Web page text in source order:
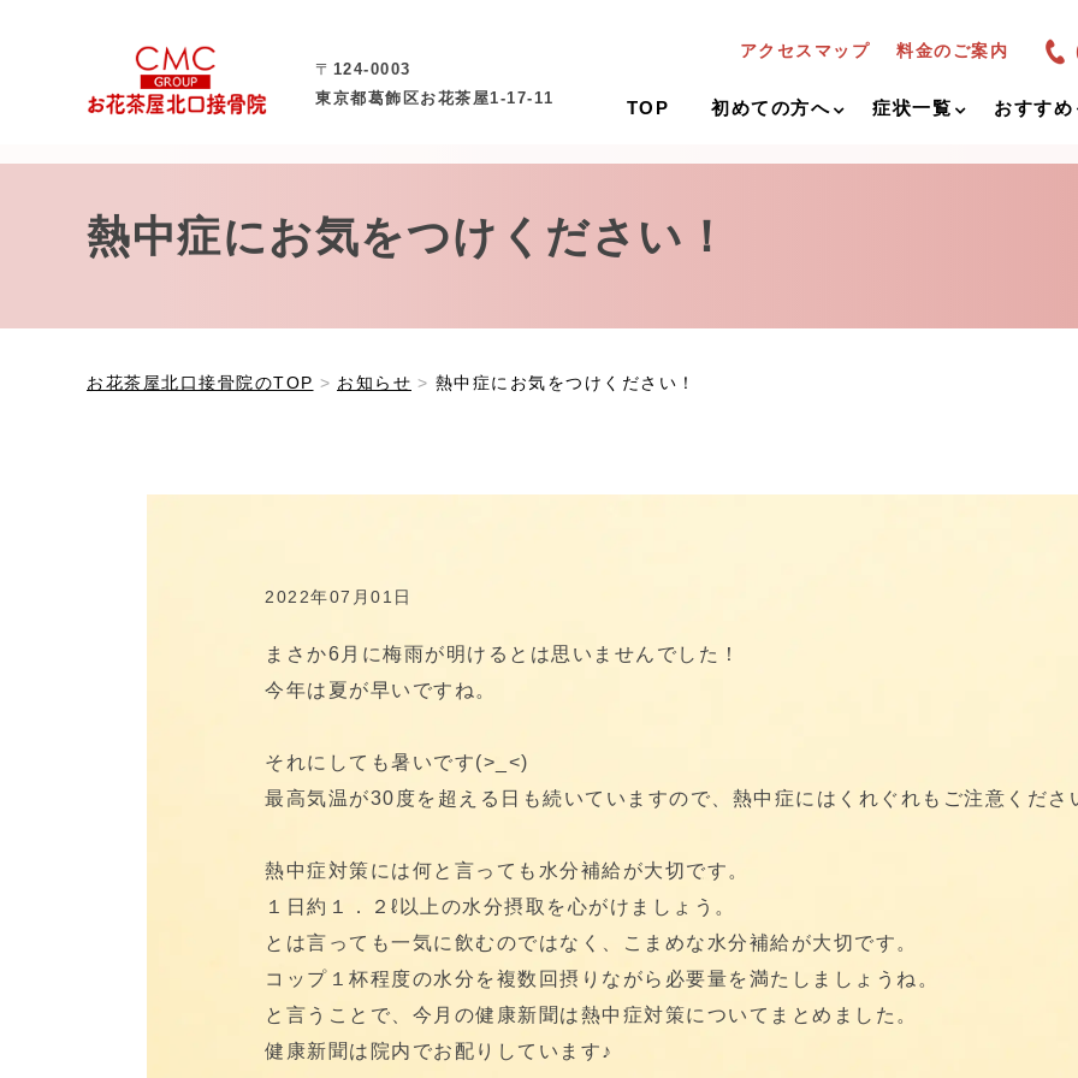
〒 124-0003
東京都葛飾区お花茶屋1-17-11
アクセスマップ 料金のご案内
TOP 初めての方へ 症状一覧 おすすめ
熱中症にお気をつけください！
お花茶屋北口接骨院のTOP お知らせ 熱中症にお気をつけください！
2022年07月01日
まさか6月に梅雨が明けるとは思いませんでした！
今年は夏が早いですね。
それにしても暑いです(>_<)
最高気温が30度を超える日も続いていますので、熱中症にはくれぐれもご注意くださ
熱中症対策には何と言っても水分補給が大切です。
１日約１．２ℓ以上の水分摂取を心がけましょう。
とは言っても一気に飲むのではなく、こまめな水分補給が大切です。
コップ１杯程度の水分を複数回摂りながら必要量を満たしましょうね。
と言うことで、今月の健康新聞は熱中症対策についてまとめました。
健康新聞は院内でお配りしています♪